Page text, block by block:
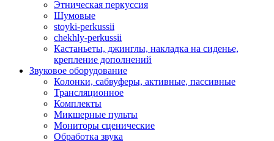
Этническая перкуссия
Шумовые
stoyki-perkussii
chekhly-perkussii
Кастаньеты, джинглы, накладка на сиденье,
крепление дополнений
Звуковое оборудование
Колонки, сабвуферы, активные, пассивные
Трансляционное
Комплекты
Микшерные пульты
Мониторы сценические
Обработка звука